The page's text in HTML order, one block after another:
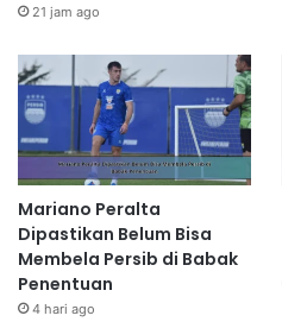
21 jam ago
Mariano Peralta
Dipastikan Belum Bisa
Membela Persib di Babak
Penentuan
4 hari ago